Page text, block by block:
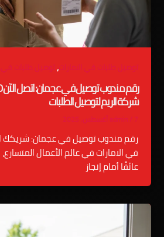
توصيل طلبات في الامارات,توصيل طلبات
شركة الريم لتوصيل الطلبات
admin/ 7 أغسطس، 2025
رقم مندوب توصيل في عجمان: شريكك
في الامارات في عالم الأعمال
عائقًا أمام إنجاز